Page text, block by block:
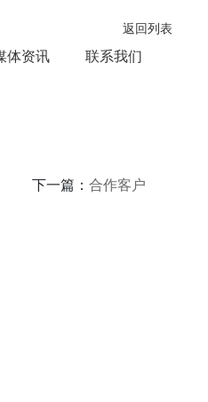
体资讯 联系我们
返回列表
下一篇： 合作客户